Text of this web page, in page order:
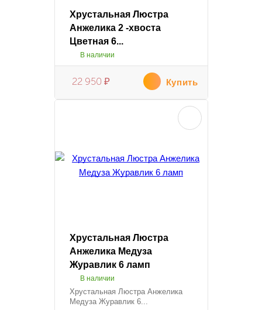
Хрустальная Люстра
Анжелика 2 -хвоста
Цветная 6...
В наличии
22 950 ₽ Купить
Хрустальная Люстра
Анжелика Медуза
Журавлик 6 ламп
В наличии
Хрустальная Люстра Анжелика
Медуза Журавлик 6...